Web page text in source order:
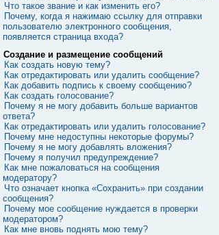
Что такое звание и как изменить его?
Почему, когда я нажимаю ссылку для отправки
пользователю электронного сообщения,
появляется страница входа?
Создание и размещение сообщений
Как создать новую тему?
Как отредактировать или удалить сообщение?
Как добавить подпись к своему сообщению?
Как создать голосование?
Почему я не могу добавить больше вариантов
ответа?
Как отредактировать или удалить голосование?
Почему мне недоступны некоторые форумы?
Почему я не могу добавлять вложения?
Почему я получил предупреждение?
Как мне пожаловаться на сообщения
модератору?
Что означает кнопка «Сохранить» при создании
сообщения?
Почему мое сообщение нуждается в проверки
модератором?
Как мне вновь поднять мою тему?